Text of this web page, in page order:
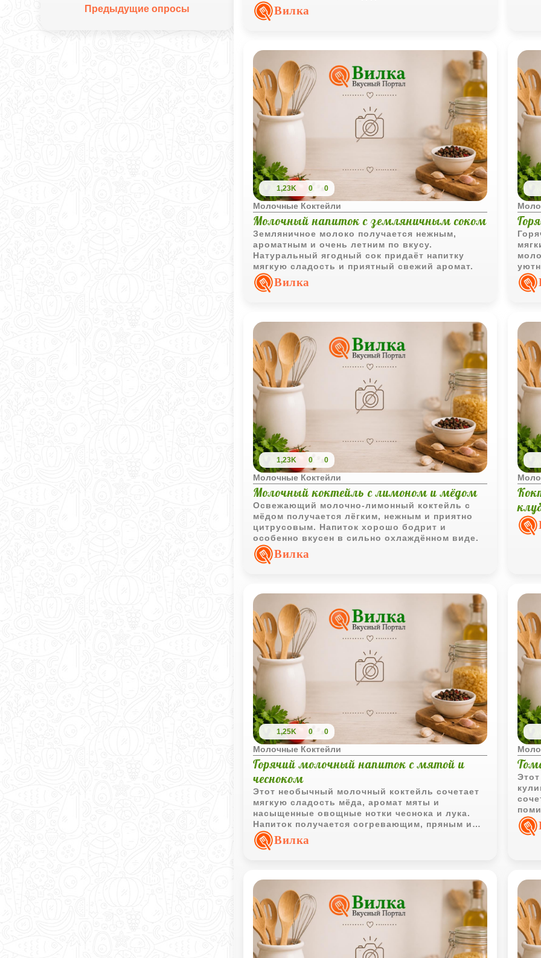
Предыдущие опросы
особенно приятным в жаркий день.
Вилка
1,23K 0 0
Молочные Коктейли
Молочный напиток с земляничным соком
Земляничное молоко получается нежным,
ароматным и очень летним по вкусу.
Натуральный ягодный сок придаёт напитку
мягкую сладость и приятный свежий аромат.
Вилка
1,23K 0 0
Молочные Коктейли
Молочный коктейль с лимоном и мёдом
Освежающий молочно-лимонный коктейль с
мёдом получается лёгким, нежным и приятно
цитрусовым. Напиток хорошо бодрит и
особенно вкусен в сильно охлаждённом виде.
Вилка
1,25K 0 0
Молочные Коктейли
Горячий молочный напиток с мятой и
чесноком
Этот необычный молочный коктейль сочетает
мягкую сладость мёда, аромат мяты и
насыщенные овощные нотки чеснока и лука.
Напиток получается согревающим, пряным и
очень нестандартным по вкусу.
Вилка